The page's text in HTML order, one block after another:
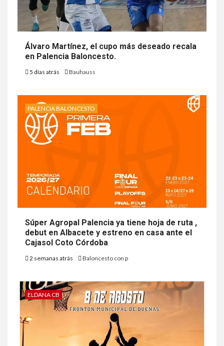
Álvaro Martínez, el cupo más deseado recala
en Palencia Baloncesto.
5 días atrás Bauhauss
PALENCIA BALONCESTO
Súper Agropal Palencia ya tiene hoja de ruta ,
debut en Albacete y estreno en casa ante el
Cajasol Coto Córdoba
2 semanas atrás Baloncesto con p
ELDANA CB